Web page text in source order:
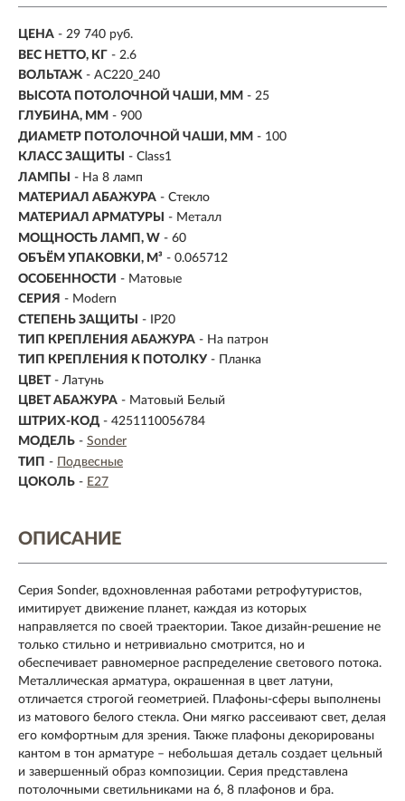
ЦЕНА - 29 740 руб.
ВЕС НЕТТО, КГ - 2.6
ВОЛЬТАЖ - AC220_240
ВЫСОТА ПОТОЛОЧНОЙ ЧАШИ, ММ - 25
ГЛУБИНА, ММ - 900
ДИАМЕТР ПОТОЛОЧНОЙ ЧАШИ, ММ - 100
КЛАСС ЗАЩИТЫ
- Class1
ЛАМПЫ
- На 8 ламп
МАТЕРИАЛ АБАЖУРА - Стекло
МАТЕРИАЛ АРМАТУРЫ
- Металл
МОЩНОСТЬ ЛАМП, W - 60
ОБЪЁМ УПАКОВКИ, М³ - 0.065712
ОСОБЕННОСТИ - Матовые
СЕРИЯ - Modern
СТЕПЕНЬ ЗАЩИТЫ
- IP20
ТИП КРЕПЛЕНИЯ АБАЖУРА - На патрон
ТИП КРЕПЛЕНИЯ К ПОТОЛКУ - Планка
ЦВЕТ - Латунь
ЦВЕТ АБАЖУРА - Матовый Белый
ШТРИХ-КОД - 4251110056784
МОДЕЛЬ - Sonder
ТИП - Подвесные
ЦОКОЛЬ - E27
ОПИСАНИЕ
Серия Sonder, вдохновленная работами ретрофутуристов,
имитирует движение планет, каждая из которых
направляется по своей траектории. Такое дизайн-решение не
только стильно и нетривиально смотрится, но и
обеспечивает равномерное распределение светового потока.
Металлическая арматура, окрашенная в цвет латуни,
отличается строгой геометрией. Плафоны-сферы выполнены
из матового белого стекла. Они мягко рассеивают свет, делая
его комфортным для зрения. Также плафоны декорированы
кантом в тон арматуре – небольшая деталь создает цельный
и завершенный образ композиции. Серия представлена
потолочными светильниками на 6, 8 плафонов и бра.